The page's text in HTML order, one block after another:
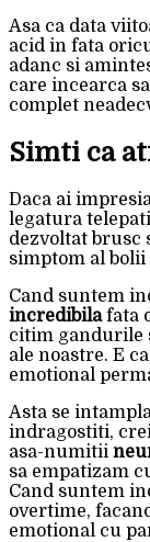
Asa ca data
acid in fata
adanc si
care incearca
complet
Simti ca
Daca ai
legatura
dezvoltat brusc
simptom al
Cand suntem
incredibilafata
citim gandurile
ale noastre. E
emotional
Asta se
indragostiti,
asa-numitii
sa empatizam
Cand suntem
overtime,
emotional cu